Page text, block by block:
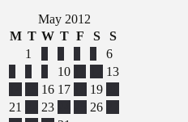
May 2012
M T W T F S
S
1
6
10
13
16 17 19
21
23 26